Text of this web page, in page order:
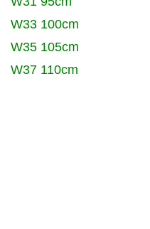
W33 100cm
W35 105cm
W37 110cm